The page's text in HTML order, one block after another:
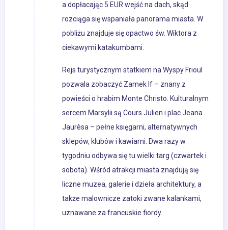
a dopłacając 5 EUR wejść na dach, skąd
rozciąga się wspaniała panorama miasta. W
pobliżu znajduje się opactwo św. Wiktora z
ciekawymi katakumbami.
Rejs turystycznym statkiem na Wyspy Frioul
pozwala zobaczyć Zamek If – znany z
powieści o hrabim Monte Christo. Kulturalnym
sercem Marsylii są Cours Julien i plac Jeana
Jaurèsa – pełne księgarni, alternatywnych
sklepów, klubów i kawiarni. Dwa razy w
tygodniu odbywa się tu wielki targ (czwartek i
sobota). Wśród atrakcji miasta znajdują się
liczne muzea, galerie i dzieła architektury, a
także malownicze zatoki zwane kalankami,
uznawane za francuskie fiordy.